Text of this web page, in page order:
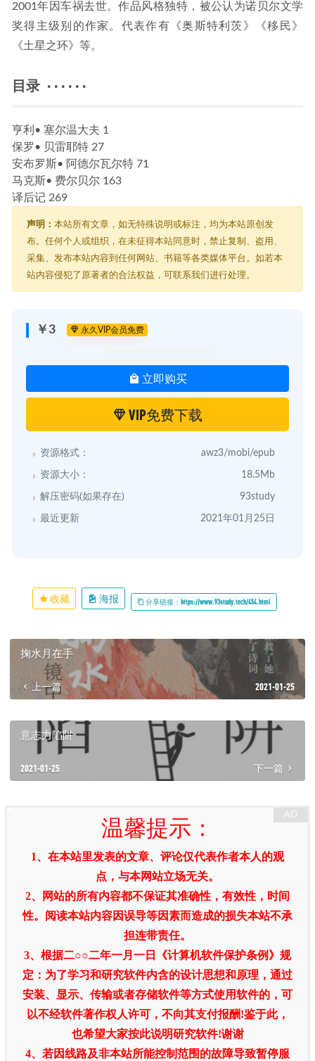
2001年因车祸去世。作品风格独特，被公认为诺贝尔文学
奖得主级别的作家。代表作有《奥斯特利茨》《移民》
《土星之环》等。
目录 · · · · · ·
亨利• 塞尔温大夫 1
保罗• 贝雷耶特 27
安布罗斯• 阿德尔瓦尔特 71
马克斯• 费尔贝尔 163
译后记 269
声明： 本站所有文章，如无特殊说明或标注，均为本站原创发
布。任何个人或组织，在未征得本站同意时，禁止复制、盗用、
采集、发布本站内容到任何网站、书籍等各类媒体平台。如若本
站内容侵犯了原著者的合法权益，可联系我们进行处理。
￥3 永久VIP会员免费
立即购买
VIP免费下载
资源格式： awz3/mobi/epub
资源大小： 18.5Mb
解压密码(如果存在) 93study
最近更新 2021年01月25日
收藏 海报 分享链接：https://www.93study.tech/454.html
掬水月在手
上一篇 2021-01-25
意志力陷阱
2021-01-25 下一篇
温馨提示：
1、在本站里发表的文章、评论仅代表作者本人的观
点，与本网站立场无关。
2、网站的所有内容都不保证其准确性，有效性，时间
性。阅读本站内容因误导等因素而造成的损失本站不承
担连带责任。
3、根据二○○二年一月一日《计算机软件保护条例》规
定：为了学习和研究软件内含的设计思想和原理，通过
安装、显示、传输或者存储软件等方式使用软件的，可
以不经软件著作权人许可，不向其支付报酬!鉴于此，
也希望大家按此说明研究软件!谢谢
4、若因线路及非本站所能控制范围的故障导致暂停服